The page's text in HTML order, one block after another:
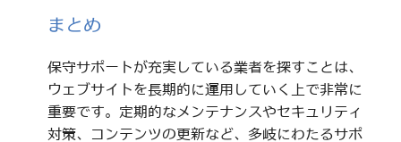
まとめ
保守サポートが充実している業者を探すことは、
ウェブサイトを長期的に運用していく上で非常に
重要です。定期的なメンテナンスやセキュリティ
対策、コンテンツの更新など、多岐にわたるサポ